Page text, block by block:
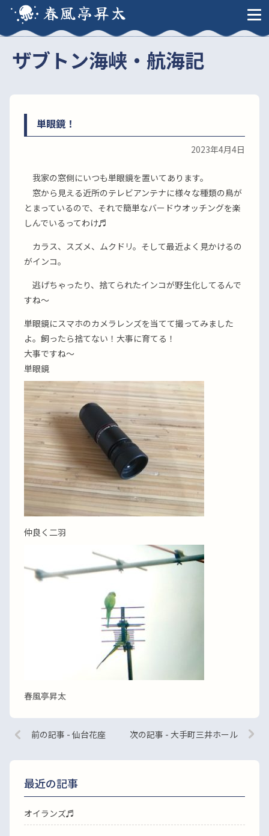
春風亭昇太
ザブトン海峡・航海記
単眼鏡！
2023年4月4日
我家の窓側にいつも単眼鏡を置いてあります。
窓から見える近所のテレビアンテナに様々な種類の鳥が
とまっているので、それで簡単なバードウオッチングを楽
しんでいるってわけ♬
カラス、スズメ、ムクドリ。そして最近よく見かけるの
がインコ。
逃げちゃったり、捨てられたインコが野生化してるんで
すね〜
単眼鏡にスマホのカメラレンズを当てて撮ってみました
よ。飼ったら捨てない！大事に育てる！
大事ですね〜
単眼鏡
仲良く二羽
春風亭昇太
前の記事 - 仙台花座 次の記事 - 大手町三井ホール
最近の記事
オイランズ♬